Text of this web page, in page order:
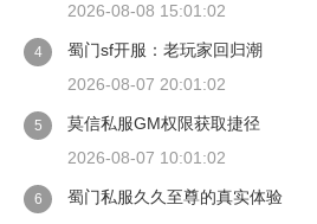
2026-08-08 15:01:02
4
蜀门sf开服：老玩家回归潮
2026-08-07 20:01:02
5
莫信私服GM权限获取捷径
2026-08-07 10:01:02
6
蜀门私服久久至尊的真实体验